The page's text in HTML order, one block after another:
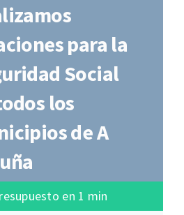
para la
Social
los
de A
en 1 min